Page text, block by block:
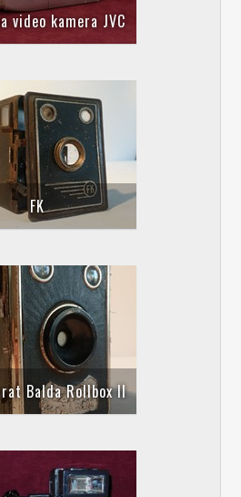
video kamera JVC
FK
Balda Rollbox II